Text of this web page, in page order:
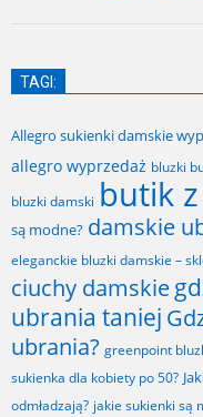
TAGI:
Allegro sukienki damskie
allegro wyprzedaż bluzki
bluzki damski butik
są modne? damskie
eleganckie bluzki damskie –
ciuchy damskie
ubrania taniej
ubrania? greenpoint
sukienka dla kobiety po 50?
odmładzają? jakie sukienki są